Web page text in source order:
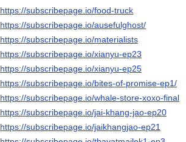
https://subscribepage.io/food-truck
https://subscribepage.io/ausefulghost/
https://subscribepage.io/materialists
https://subscribepage.io/xianyu-ep23
https://subscribepage.io/xianyu-ep25
https://subscribepage.io/bites-of-promise-ep1/
https://subscribepage.io/whale-store-xoxo-final
https://subscribepage.io/jai-khang-jao-ep20
https://subscribepage.io/jaikhangjao-ep21